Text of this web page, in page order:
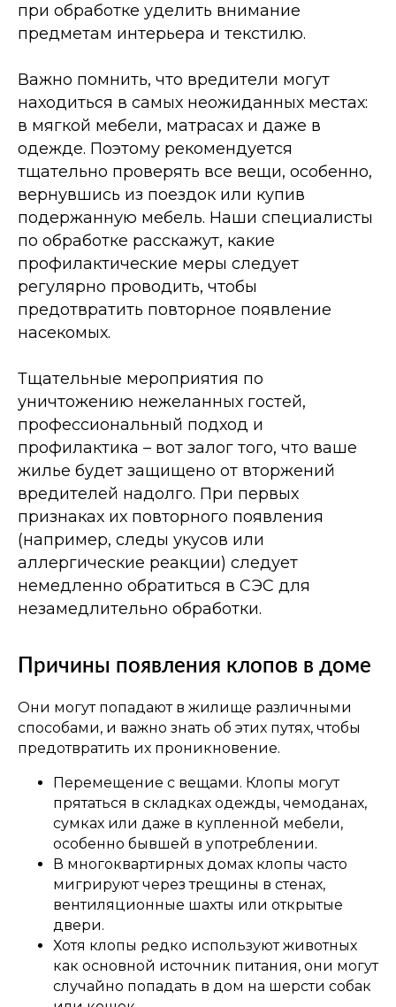
при обработке уделить внимание
предметам интерьера и текстилю.
Важно помнить, что вредители могут
находиться в самых неожиданных местах:
в мягкой мебели, матрасах и даже в
одежде. Поэтому рекомендуется
тщательно проверять все вещи, особенно,
вернувшись из поездок или купив
подержанную мебель. Наши специалисты
по обработке расскажут, какие
профилактические меры следует
регулярно проводить, чтобы
предотвратить повторное появление
насекомых.
Тщательные мероприятия по
уничтожению нежеланных гостей,
профессиональный подход и
профилактика – вот залог того, что ваше
жилье будет защищено от вторжений
вредителей надолго. При первых
признаках их повторного появления
(например, следы укусов или
аллергические реакции) следует
немедленно обратиться в СЭС для
незамедлительно обработки.
Причины появления клопов в доме
Они могут попадают в жилище различными
способами, и важно знать об этих путях, чтобы
предотвратить их проникновение.
Перемещение с вещами. Клопы могут
прятаться в складках одежды, чемоданах,
сумках или даже в купленной мебели,
особенно бывшей в употреблении.
В многоквартирных домах клопы часто
мигрируют через трещины в стенах,
вентиляционные шахты или открытые
двери.
Хотя клопы редко используют животных
как основной источник питания, они могут
случайно попадать в дом на шерсти собак